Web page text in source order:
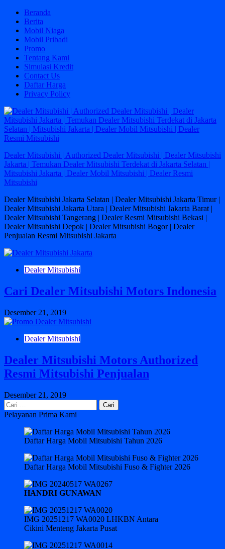
Skip
content
Beranda
Berita
Mobil Niaga
Mobil Pribadi
Promo
Tentang Kami
Simulasi Kredit
Contact Us
Daftar Harga
Privacy Policy
Dealer Mitsubishi | Authorized Dealer Mitsubishi | Dealer Mitsubishi
Jakarta | Temukan Dealer Mitsubishi Terdekat di Jakarta Selatan |
Mitsubishi Jakarta | Dealer Mobil Mitsubishi | Dealer Resmi
Mitsubishi
Dealer Mitsubishi Jakarta Selatan | Dealer Mitsubishi Jakarta Timur |
Dealer Mitsubishi Jakarta Utara | Dealer Mitsubishi Jakarta Barat |
Dealer Mitsubishi Tangerang | Dealer Resmi Mitsubishi Bekasi |
Dealer Mitsubishi Depok | Dealer Mitsubishi Bogor | Dealer
Penjualan Resmi Mitsubishi Jakarta
Dealer Mitsubishi
Cari Dealer Mitsubishi Motors Indonesia
Desember 21, 2019
Dealer Mitsubishi
Dealer Mitsubishi Motors Authorized
Resmi Mitsubishi Penjualan
Desember 21, 2019
Cari
untuk:
Pelayanan Prima Kami
Daftar Harga Mobil Mitsubishi Tahun 2026
Daftar Harga Mobil Mitsubishi Fuso & Fighter 2026
HANDRI GUNAWAN
IMG 20251217 WA0020 LHKBN Antara
Cikini Menteng Jakarta Pusat